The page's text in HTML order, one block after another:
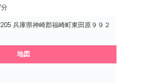
兵庫県神崎郡福崎町東田原９９２
地図